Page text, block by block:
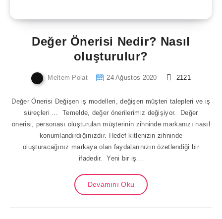
Değer Önerisi Nedir? Nasıl
oluşturulur?
Meltem Polat 24 Ağustos 2020 2121
Değer Önerisi Değişen iş modelleri, değişen müşteri
talepleri ve iş süreçleri … Temelde, değer önerilerimiz
değişiyor. Değer önerisi, personası oluşturulan müşterinin
zihninde markanızı nasıl konumlandırdığınızdır. Hedef
kitlenizin zihninde
oluşturacağınız markaya olan faydalarınızın özetlendiği bir
Devamını Oku